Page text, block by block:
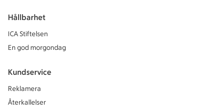
Hållbarhet
ICA Stiftelsen
En god morgondag
Kundservice
Reklamera
Återkallelser